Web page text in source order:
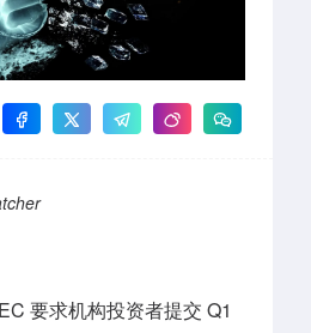
要求机构投资者提交 Q1